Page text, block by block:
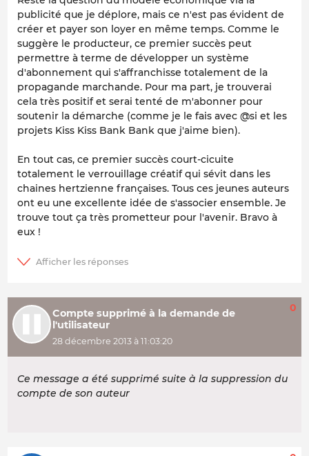
publicité que je déplore, mais ce n'est pas évident de
créer et payer son loyer en même temps. Comme le
suggère le producteur, ce premier succès peut
permettre à terme de développer un système
d'abonnement qui s'affranchisse totalement de la
propagande marchande. Pour ma part, je trouverai
cela très positif et serai tenté de m'abonner pour
soutenir la démarche (comme je le fais avec @si et les
projets Kiss Kiss Bank Bank que j'aime bien).
En tout cas, ce premier succès court-cicuite
totalement le verrouillage créatif qui sévit dans les
chaines hertzienne françaises. Tous ces jeunes auteurs
ont eu une excellente idée de s'associer ensemble. Je
trouve tout ça très prometteur pour l'avenir. Bravo à
eux !
Compte supprimé à la demande de
l'utilisateur
28 décembre 2013 à 11:03:20
0
Ce message a été supprimé suite à la suppression du
compte de son auteur